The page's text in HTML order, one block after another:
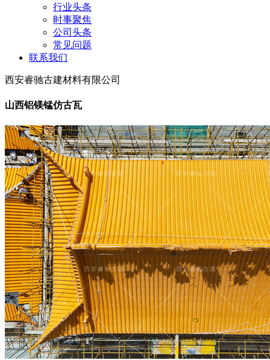
行业头条
时事聚焦
公司头条
常见问题
联系我们
西安睿驰古建材料有限公司
山西铝镁锰仿古瓦